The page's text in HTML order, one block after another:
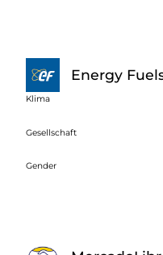
Energy
Klima
Gesellschaft
Gender